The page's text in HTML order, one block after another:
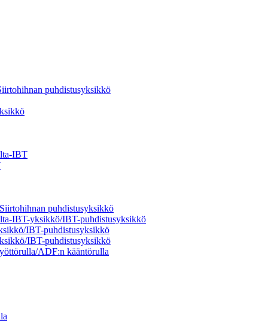
puhdistusyksikkö
IBT
puhdistusyksikkö
IBT-yksikkö/IBT-puhdistusyksikkö
IBT-puhdistusyksikkö
IBT-puhdistusyksikkö
ADF:n kääntörulla